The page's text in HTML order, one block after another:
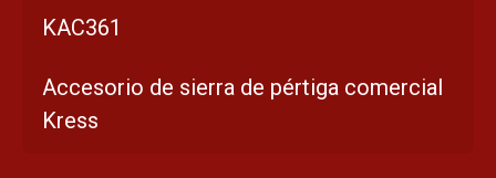
KAC361
Accesorio de sierra de pértiga comercial
Kress